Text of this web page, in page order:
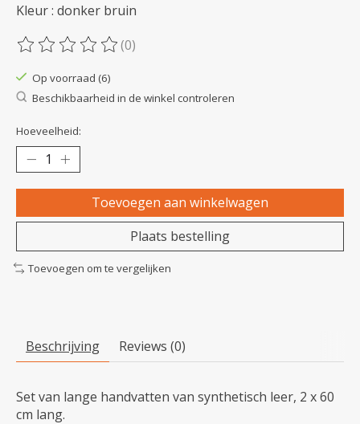
Kleur : donker bruin
De beoordeling van dit product is
(0)
Op voorraad (6)
Beschikbaarheid in de winkel controleren
Hoeveelheid:
Toevoegen aan winkelwagen
Plaats bestelling
Toevoegen om te vergelijken
Beschrijving Reviews (0)
Set van lange handvatten van synthetisch leer, 2 x 60
cm lang.